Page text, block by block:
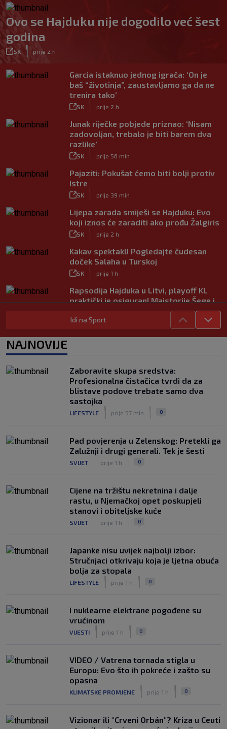
Ovo se Hajduku nije dogodilo već šest
godina
SK prije 2 h
Garcia istaknuo jednog igrača: ‘On je
baš “životinja”, zaustavljamo ga da ne
trenira tako’
SK prije 2 h
Junak riječke pobjede priznao: ‘Nisam
zadovoljan, trebalo je biti barem dva
razlike’
SK prije 56 min
Pajaziti: Pokušat ćemo biti bolji protiv
Istre
SK prije 39 min
Lijepa zarada smiješi se Hajduku: Evo
koji iznos će zaraditi ako prođu Žalgiris
SK prije 2 h
Kakav spektakl! Pogledajte čudesan
doček Salaha u Turskoj
SK prije 1 h
Rapsodija Hajduka u Litvi, playoff KL
praktički je osiguran! Majstorije Šege i
SK
|
prije 6 h
Neočekivani problemi za Dinamo:
Rijeka u Finsku nosi minimalnu
prednost, bivši vratar Dinama spriječio
veću razliku
SK prije 2 h
Idi na Sport
NAJNOVIJE
Zaboravite skupa sredstva:
Profesionalna čistačica tvrdi da za
blistave podove trebate samo dva
sastojka
LIFESTYLE prije 57 min 0
Pad povjerenja u Zelenskog: Pretekli ga
Zalužnji i drugi generali. Tek je šesti
SVIJET prije 1 h 0
Cijene na tržištu nekretnina i dalje
rastu, u Njemačkoj opet poskupjeli
stanovi i obiteljske kuće
SVIJET prije 1 h 0
Japanke nisu uvijek najbolji izbor:
Stručnjaci otkrivaju koja je ljetna obuća
bolja za stopala
LIFESTYLE prije 1 h 0
I nuklearne elektrane pogođene su
vrućinom
VIJESTI prije 1 h 0
VIDEO / Vatrena tornada stigla u
Europu: Evo što ih pokreće i zašto su
opasna
KLIMATSKE PROMJENE prije 1 h 0
Vizionar ili "Crveni Orbán"? Kriza u Ceuti